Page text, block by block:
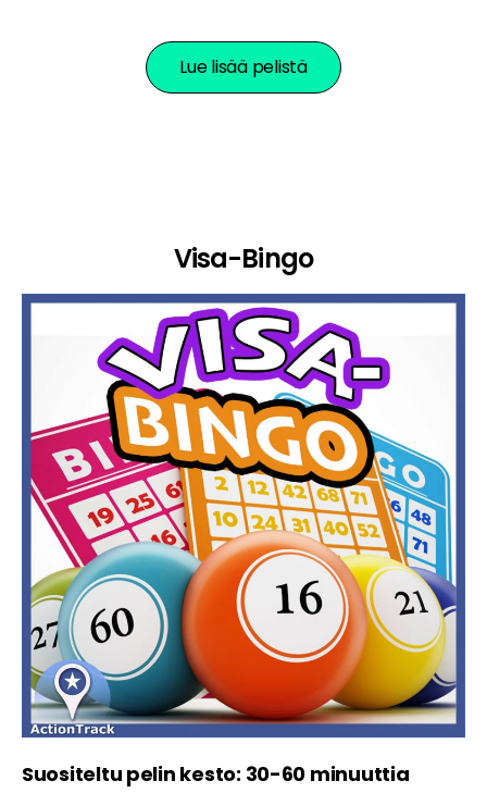
Lue lisää pelistä
Visa-Bingo
Suositeltu pelin kesto: 30-60 minuuttia